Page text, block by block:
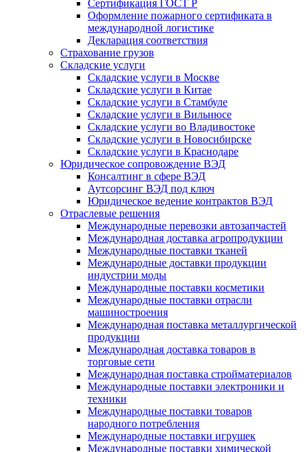
Сертификация ГОСТ Р
Оформление пожарного сертификата в
международной логистике
Декларация соответствия
Страхование грузов
Складские услуги
Складские услуги в Москве
Складские услуги в Китае
Складские услуги в Стамбуле
Складские услуги в Вильнюсе
Складские услуги во Владивостоке
Складские услуги в Новосибирске
Складские услуги в Краснодаре
Юридическое сопровождение ВЭД
Консалтинг в сфере ВЭД
Аутсорсинг ВЭД под ключ
Юридическое ведение контрактов ВЭД
Отраслевые решения
Международные перевозки автозапчастей
Международная доставка агропродукции
Международные поставки тканей
Международные доставки продукции
индустрии моды
Международные поставки косметики
Международные поставки отрасли
машиностроения
Международная поставка металлургической
продукции
Международная доставка товаров в
торговые сети
Международная поставка стройматериалов
Международные поставки электроники и
техники
Международные поставки товаров
народного потребления
Международные поставки игрушек
Международные поставки химической